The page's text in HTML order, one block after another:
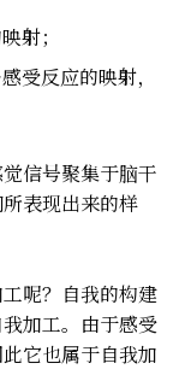
射；
受反应的映射，
信号聚集于脑干
表现出来的样
呢？自我的构建
加工。由于感受
它也属于自我加